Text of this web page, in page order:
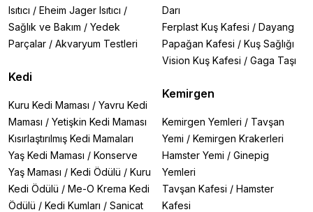
Isıtıcı / Eheim Jager Isıtıcı /
Sağlık ve Bakım / Yedek
Parçalar / Akvaryum Testleri
Kedi
Kuru Kedi Maması / Yavru Kedi
Maması / Yetişkin Kedi Maması
Kısırlaştırılmış Kedi Mamaları
Yaş Kedi Maması / Konserve
Yaş Maması / Kedi Ödülü / Kuru
Kedi Ödülü / Me-O Krema Kedi
Ödülü / Kedi Kumları / Sanicat
Darı
Ferplast Kuş Kafesi / Dayang
Papağan Kafesi / Kuş Sağlığı
Vision Kuş Kafesi / Gaga Taşı
Kemirgen
Kemirgen Yemleri / Tavşan
Yemi / Kemirgen Krakerleri
Hamster Yemi / Ginepig
Yemleri
Tavşan Kafesi / Hamster
Kafesi